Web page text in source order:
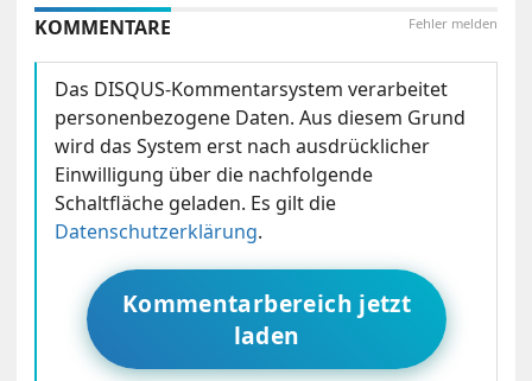
Fehler melden
KOMMENTARE
Das DISQUS-Kommentarsystem verarbeitet
personenbezogene Daten. Aus diesem Grund
wird das System erst nach ausdrücklicher
Einwilligung über die nachfolgende
Schaltfläche geladen. Es gilt die
Datenschutzerklärung.
Kommentarbereich jetzt
laden